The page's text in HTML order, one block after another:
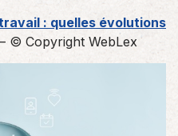
: quelles évolutions
– © Copyright WebLex